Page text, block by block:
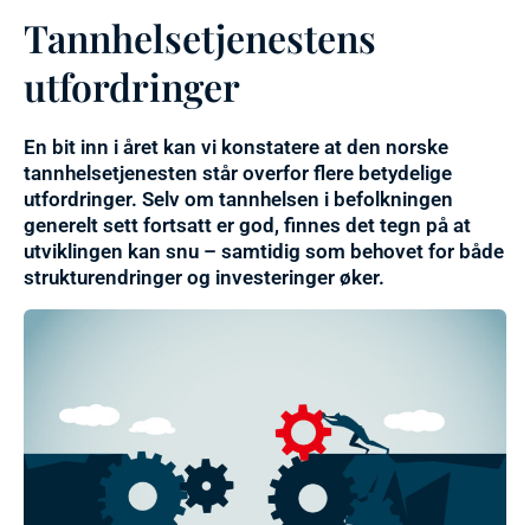
Tannhelsetjenestens
utfordringer
En bit inn i året kan vi konstatere at den norske
tannhelsetjenesten står overfor flere betydelige
utfordringer. Selv om tannhelsen i befolkningen
generelt sett fortsatt er god, finnes det tegn på at
utviklingen kan snu – samtidig som behovet for både
strukturendringer og investeringer øker.